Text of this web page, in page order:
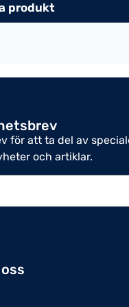
produkt
för att ta del av
och artiklar.